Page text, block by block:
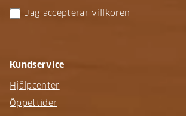
Jag accepterar villkoren
Kundservice
Hjälpcenter
Öppettider